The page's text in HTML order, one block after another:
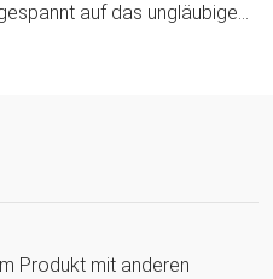
auf das ungläubige
und
Produkt mit anderen